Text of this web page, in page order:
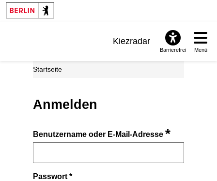
Kiezradar
Barrierefrei Menü
Startseite
Anmelden
Benutzername oder E-Mail-Adresse*
Passwort*